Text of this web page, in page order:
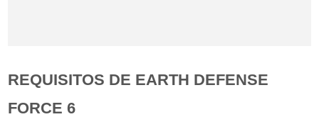
REQUISITOS DE EARTH DEFENSE
FORCE 6